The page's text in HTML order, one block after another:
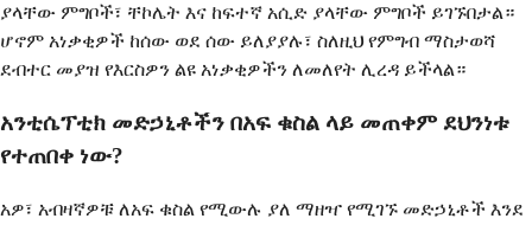
ያላቸው ምግቦች፣ ቸኮሌት እና ከፍተኛ አሲድ ያላቸው ምግቦች ይገኙበታል።
ሆኖም አነቃቂዎች ከሰው ወደ ሰው ይለያያሉ፣ ስለዚህ የምግብ ማስታወሻ
ደብተር መያዝ የእርስዎን ልዩ አነቃቂዎችን ለመለየት ሊረዳ ይችላል።
አንቲሴፕቲክ መድኃኒቶችን በአፍ ቁስል ላይ መጠቀም ደህንነቱ
የተጠበቀ ነው?
አዎ፣ አብዛኛዎቹ ለአፍ ቁስል የሚውሉ ያለ ማዘዣ የሚገኙ መድኃኒቶች እንደ